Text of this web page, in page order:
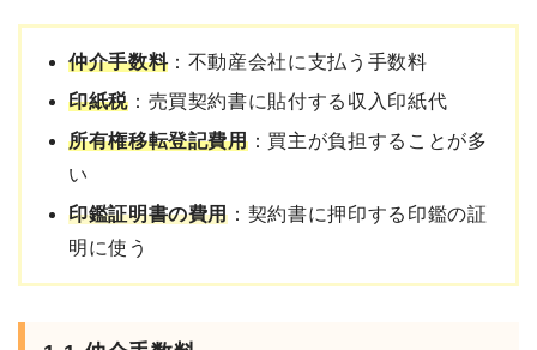
仲介手数料：不動産会社に支払う手数料
印紙税：売買契約書に貼付する収入印紙代
所有権移転登記費用：買主が負担することが多
い
印鑑証明書の費用 ：契約書に押印する印鑑の証
明に使う